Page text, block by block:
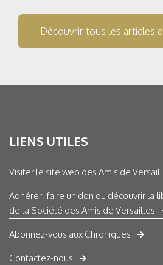
Découvrir tous les articles
LIENS UTILES
Visiter le site web des Amis de
Adhérer, faire un don ou découvrir la
de la Société des Amis de Versailles
Abonnez-vous aux Chroniques
Contactez-nous